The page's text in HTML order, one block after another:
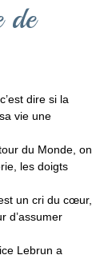
de
dire si la
vie une
du Monde, on
les doigts
un cri du cœur,
d’assumer
Lebrun a